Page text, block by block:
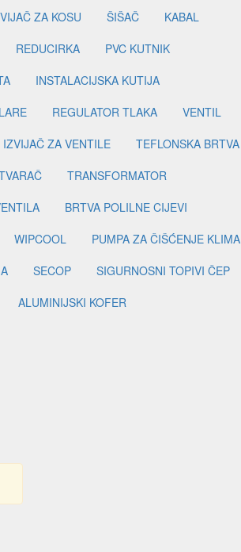
ZA KOSU ŠIŠAČ
KABAL
REDUCIRKA
PVC KUTNIK
INSTALACIJSKA KUTIJA
REGULATOR TLAKA
VENTIL
IZVIJAČ ZA VENTILE
TEFLONSKA BRTVA
TRANSFORMATOR
BRTVA POLILNE CIJEVI
WIPCOOL
PUMPA ZA ČIŠĆENJE KLIMA
SECOP
SIGURNOSNI TOPIVI ČEP
ALUMINIJSKI KOFER